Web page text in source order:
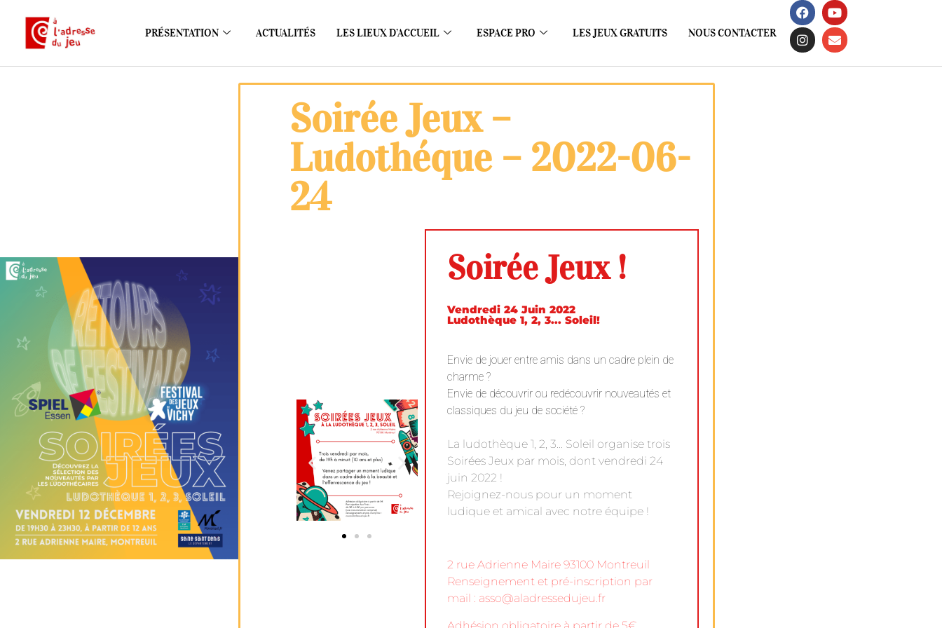
PRÉSENTATION ACTUALITÉS LES LIEUX D’ACCUEIL ESPACE PRO LES JEUX GRATUITS NOUS CONTACTER
Soirée Jeux –
Ludothéque – 2022-06-
24
Soirée Jeux !
Vendredi 24 Juin 2022
Ludothèque 1, 2, 3... Soleil!
Envie de jouer entre amis dans un cadre plein de
charme ?
Envie de découvrir ou redécouvrir nouveautés et
classiques du jeu de société ?
La ludothèque 1, 2, 3… Soleil organise trois
Soirées Jeux par mois, dont vendredi 24
juin 2022 !
Rejoignez-nous pour un moment
ludique et amical avec notre équipe !
2 rue Adrienne Maire 93100 Montreuil
Renseignement et pré-inscription par
mail : asso@aladressedujeu.fr